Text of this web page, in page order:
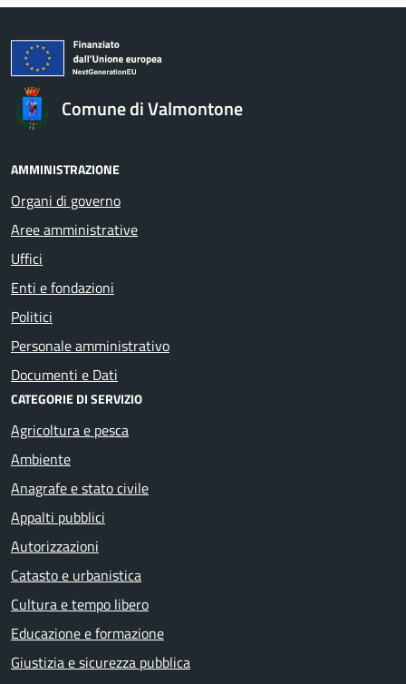
Comune di Valmontone
AMMINISTRAZIONE
Organi di governo
Aree amministrative
Uffici
Enti e fondazioni
Politici
Personale amministrativo
Documenti e Dati
CATEGORIE DI SERVIZIO
Agricoltura e pesca
Ambiente
Anagrafe e stato civile
Appalti pubblici
Autorizzazioni
Catasto e urbanistica
Cultura e tempo libero
Educazione e formazione
Giustizia e sicurezza pubblica